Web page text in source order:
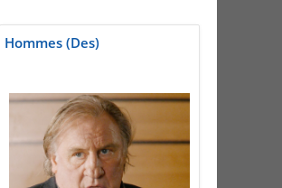
Hommes (Des)